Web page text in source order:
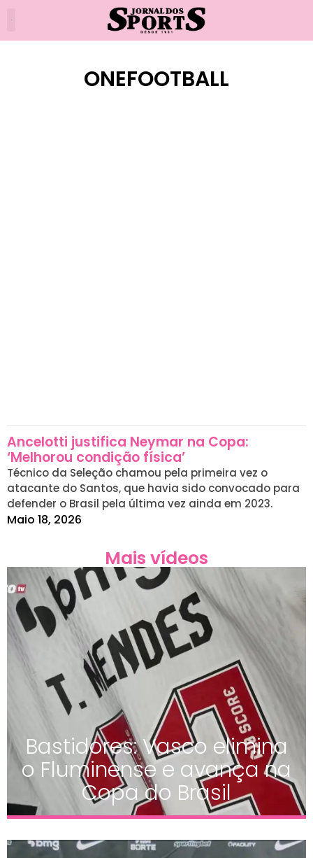
ONEFOOTBALL
Ancelotti justifica Neymar na Copa:
‘Melhorou condição física’
Técnico da Seleção chamou pela primeira vez o
atacante do Santos, que havia sido convocado para
defender o Brasil pela última vez ainda em 2023.
Maio 18, 2026
Mais vídeos
Bastidores: Vasco elimina
o Fluminense e avança na
Copa do Brasil